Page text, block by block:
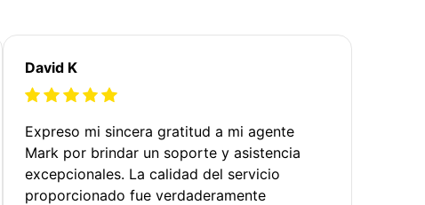
David K
Expreso mi sincera gratitud a mi agente
Mark por brindar un soporte y asistencia
excepcionales. La calidad del servicio
proporcionado fue verdaderamente